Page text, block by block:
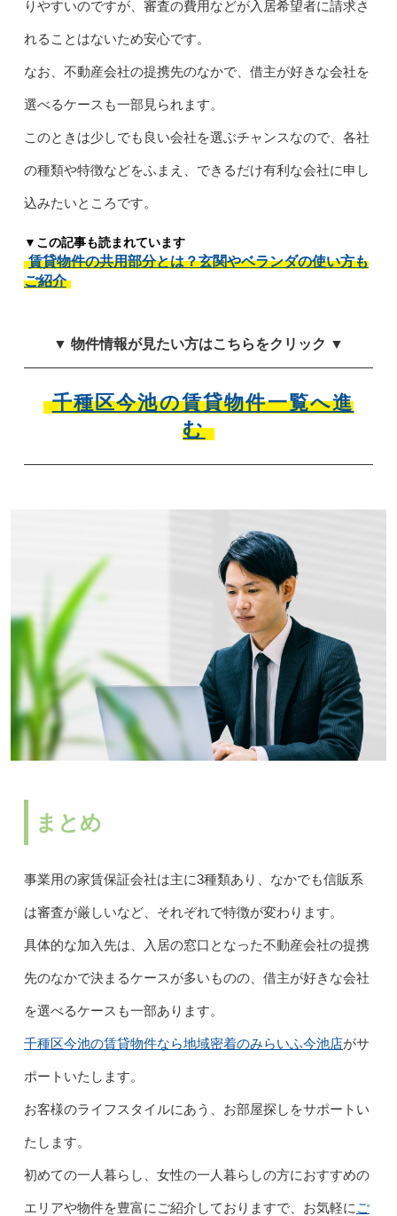
りやすいのですが、審査の費用などが入居希望者に請求さ
れることはないため安心です。
なお、不動産会社の提携先のなかで、借主が好きな会社を
選べるケースも一部見られます。
このときは少しでも良い会社を選ぶチャンスなので、各社
の種類や特徴などをふまえ、できるだけ有利な会社に申し
込みたいところです。
▼この記事も読まれています
賃貸物件の共用部分とは？玄関やベランダの使い方も
ご紹介
▼ 物件情報が見たい方はこちらをクリック ▼
千種区今池の賃貸物件一覧へ進
む
まとめ
事業用の家賃保証会社は主に3種類あり、なかでも信販系
は審査が厳しいなど、それぞれで特徴が変わります。
具体的な加入先は、入居の窓口となった不動産会社の提携
先のなかで決まるケースが多いものの、借主が好きな会社
を選べるケースも一部あります。
千種区今池の賃貸物件なら地域密着のみらいふ今池店がサ
ポートいたします。
お客様のライフスタイルにあう、お部屋探しをサポートい
たします。
初めての一人暮らし、女性の一人暮らしの方におすすめの
エリアや物件を豊富にご紹介しておりますで、お気軽に ご